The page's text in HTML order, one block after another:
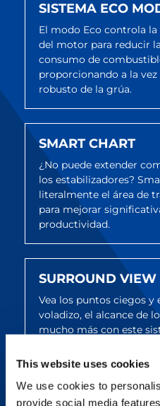
This website uses cookies
We use cookies to
provide social media
SISTEMA ECO
El modo Eco controla
del motor para reducir
consumo de
proporcionando a la
robusto de la grúa.
SMART CHART
¿No puede extender
los estabilizadores?
literalmente el área de
para mejorar
productividad.
SURROUND VIEW
Vea los puntos ciegos y
voladizo, el alcance de
mucho más con este
sin igual.